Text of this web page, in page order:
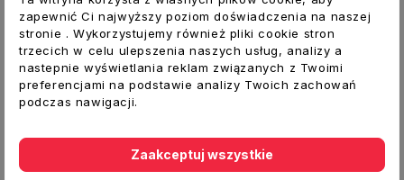
osi.
Zastosowanie:
pozwalają na wykonanie kanałów DGP w
posadzkach i w sufitach podwieszanych
Jesteśmy oficjalnym dystrybutorem
produktów marki DARCO
zapewnić Ci najwyższy poziom doświadczenia na naszej
stronie . Wykorzystujemy również pliki cookie stron
trzecich w celu ulepszenia naszych usług, analizy a
nastepnie wyświetlania reklam związanych z Twoimi
preferencjami na podstawie analizy Twoich zachowań
podczas nawigacji.
Zaakceptuj wszystkie